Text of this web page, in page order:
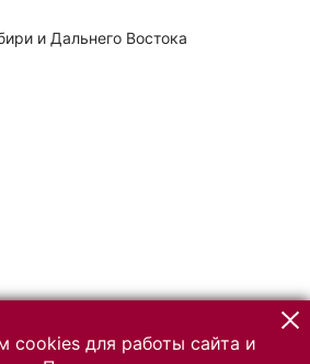
и Дальнего Востока
cookies для работы сайта и